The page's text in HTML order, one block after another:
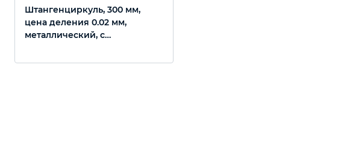
Штангенциркуль, 300 мм,
цена деления 0.02 мм,
металлический, с